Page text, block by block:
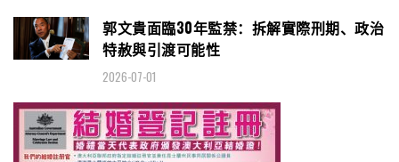
郭文貴面臨30年監禁：拆解實際刑期、政治
特赦與引渡可能性
2026-07-01